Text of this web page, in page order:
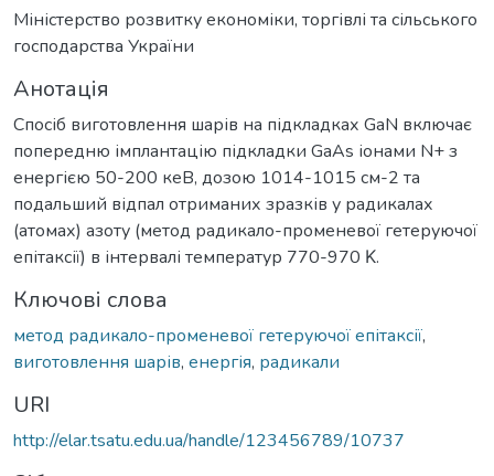
Міністерство розвитку економіки, торгівлі та сільського
господарства України
Анотація
Спосіб виготовлення шарів на підкладках GaN включає
попередню імплантацію підкладки GaAs іонами N+ з
енергією 50-200 кеВ, дозою 1014-1015 см-2 та
подальший відпал отриманих зразків у радикалах
(атомах) азоту (метод радикало-променевої гетеруючої
епітаксії) в інтервалі температур 770-970 Κ.
Ключові слова
метод радикало-променевої гетеруючої епітаксії,
виготовлення шарів, енергія, радикали
URI
http://elar.tsatu.edu.ua/handle/123456789/10737